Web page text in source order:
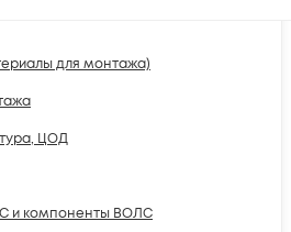
для монтажа)
ЦОД
и компоненты ВОЛС